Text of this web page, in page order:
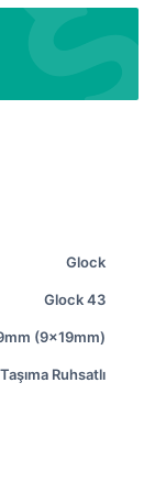
Glock
Glock 43
(9x19mm)
Taşıma Ruhsatlı